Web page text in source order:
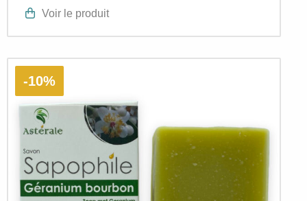
Voir le produit
-10%